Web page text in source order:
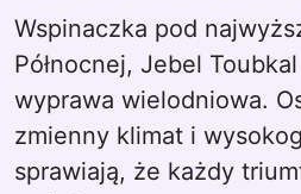
Wspinaczka pod
Północnej, Jebel
wyprawa wielodniowa.
zmienny klimat i
sprawiają, że każdy